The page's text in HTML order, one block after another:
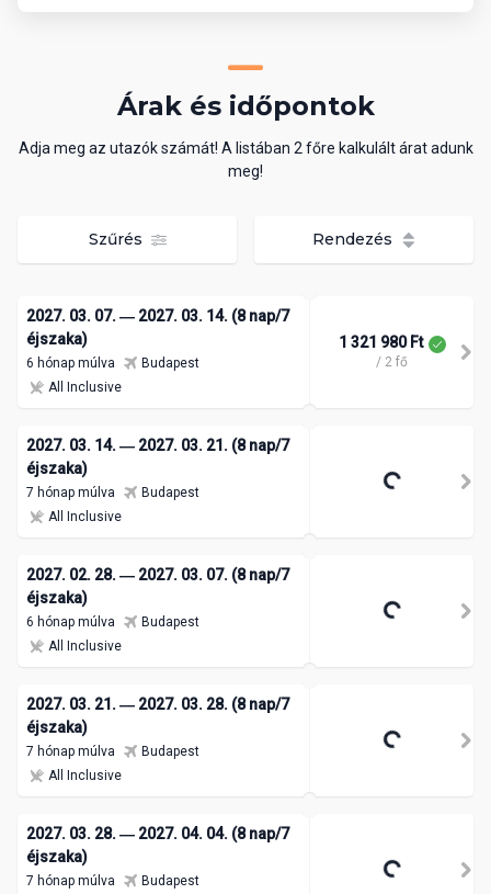
Árak és időpontok
Adja meg az utazók számát! A listában 2 főre kalkulált árat adunk
meg!
Szűrés Rendezés
2027. 03. 07. ― 2027. 03. 14. (8 nap/7
éjszaka)
6 hónap múlva
Budapest
All Inclusive
1 321 980 Ft
/ 2 fő
2027. 03. 14. ― 2027. 03. 21. (8 nap/7
éjszaka)
7 hónap múlva
Budapest
All Inclusive
2027. 02. 28. ― 2027. 03. 07. (8 nap/7
éjszaka)
6 hónap múlva
Budapest
All Inclusive
2027. 03. 21. ― 2027. 03. 28. (8 nap/7
éjszaka)
7 hónap múlva
Budapest
All Inclusive
2027. 03. 28. ― 2027. 04. 04. (8 nap/7
éjszaka)
7 hónap múlva
Budapest